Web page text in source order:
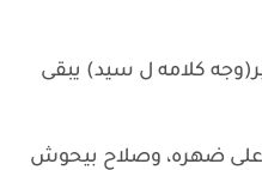
كلامه ل سيد) يبقى
ضهره، وصلاح بيحوش